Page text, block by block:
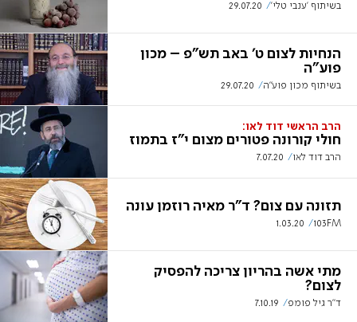
בשיתוף 'ענבי טלי' 29.07.20
הנחיות לצום ט' באב תש"פ – מכון
פוע"ה
בשיתוף מכון פוע"ה 29.07.20
הרב הראשי דוד לאו:
חולי קורונה פטורים מצום י"ז בתמוז
הרב דוד לאו 7.07.20
תזונה עם צום? ד"ר מאיה רוזמן עונה
103FM
1.03.20
מתי אשה בהריון צריכה להפסיק
לצום?
ד"ר גיל פומפ 7.10.19